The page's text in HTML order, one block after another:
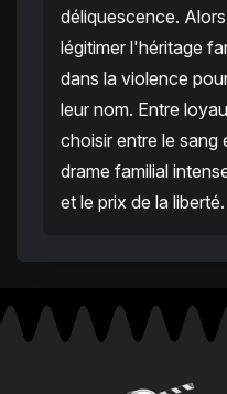
déliquescence.
légitimer l'héritage
dans la violence
leur nom. Entre
choisir entre le sang
drame familial
et le prix de la liberté.